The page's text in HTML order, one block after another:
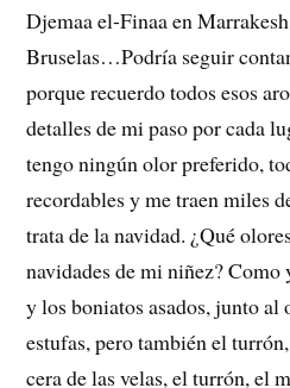
Djemaa el-Finaa en
Bruselas…Podría seguir
porque recuerdo todos esos
detalles de mi paso por cada
tengo ningún olor preferido,
recordables y me traen miles
trata de la navidad. ¿Qué
navidades de mi niñez? Como
y los boniatos asados, junto
estufas, pero también el
cera de las velas, el turrón, el